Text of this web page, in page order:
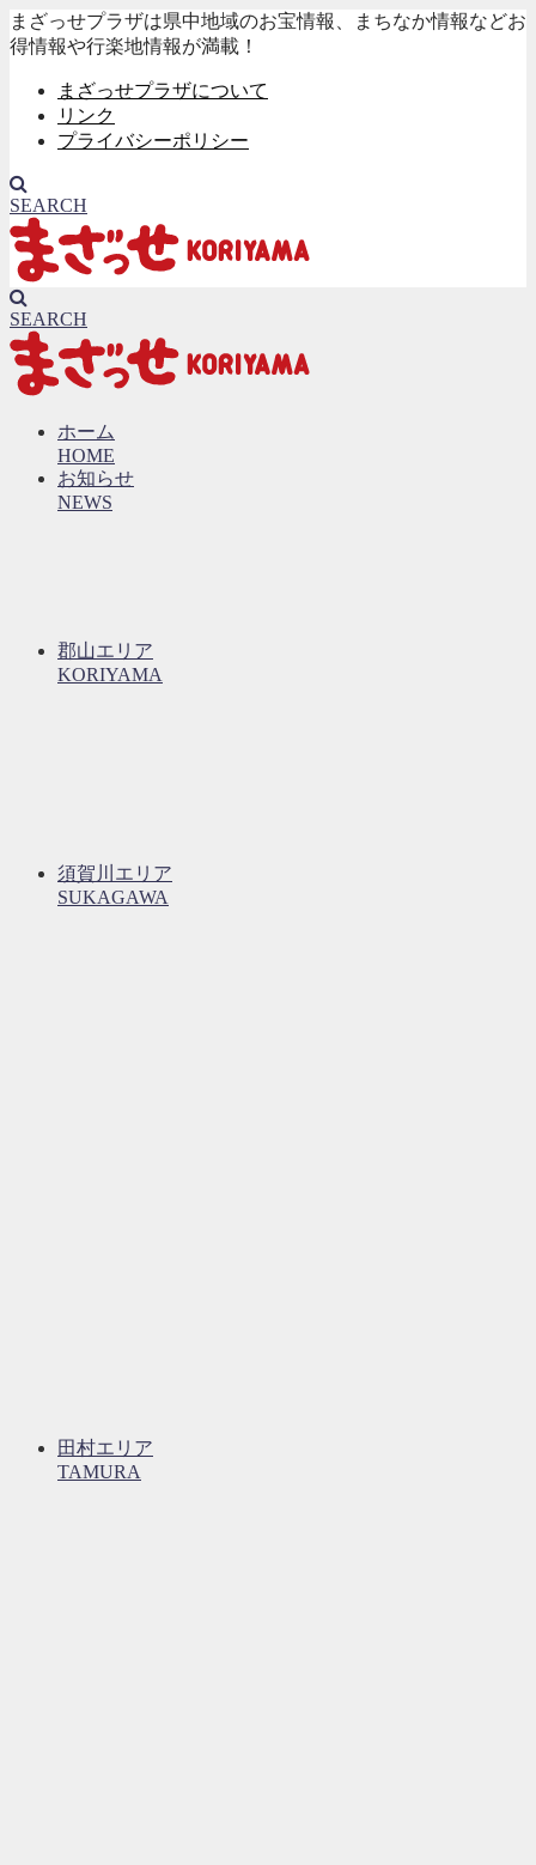
まざっせプラザは県中地域のお宝情報、まちなか情報などお
得情報や行楽地情報が満載！
まざっせプラザについて
リンク
プライバシーポリシー
SEARCH
SEARCH
ホーム
HOME
お知らせ
NEWS
郡山エリア
KORIYAMA
須賀川エリア
SUKAGAWA
田村エリア
TAMURA